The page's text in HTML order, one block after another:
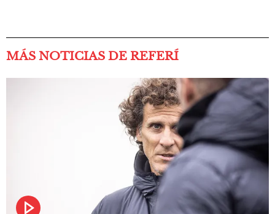
MÁS NOTICIAS DE REFERÍ